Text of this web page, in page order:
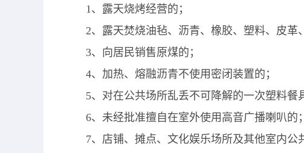
1、露天烧烤经营的；
2、露天焚烧油毡、沥青、橡胶、塑料、皮革
3、向居民销售原煤的；
4、加热、熔融沥青不使用密闭装置的；
5、对在公共场所乱丢不可降解的一次塑料餐
6、未经批准擅自在室外使用高音广播喇叭的；
7、店铺、摊点、文化娱乐场所及其他室内公